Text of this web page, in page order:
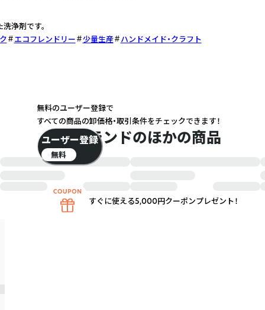
浄剤です。
エコフレンドリー 少量生産 ハンドメイド・クラフト
このブランドのほかの商品
無料のユーザー登録で
すべての商品の卸価格・取引条件をチェックできます！
ユーザー登録
無料
すぐに使える5,000円クーポンプレゼント！